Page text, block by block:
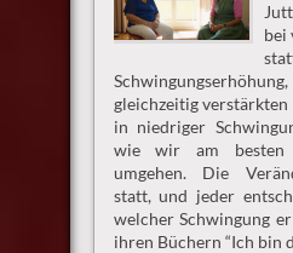
bei
gleichzeitig verstärkten
in niedriger
wie wir am
umgehen. Die
statt, und jeder
welcher Schwingung
ihren Büchern “Ich bin